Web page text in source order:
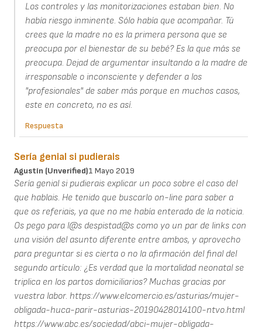
Los controles y las monitorizaciones estaban bien. No
había riesgo inminente. Sólo había que acompañar. Tú
crees que la madre no es la primera persona que se
preocupa por el bienestar de su bebé? Es la que más se
preocupa. Dejad de argumentar insultando a la madre de
irresponsable o inconsciente y defender a los
"profesionales" de saber más porque en muchos casos,
este en concreto, no es así.
Respuesta
Sería genial si pudierais
Agustín (unverified)1 Mayo 2019
Sería genial si pudierais explicar un poco sobre el caso del
que hablais. He tenido que buscarlo on-line para saber a
que os referiais, ya que no me había enterado de la noticia.
Os pego para l@s despistad@s como yo un par de links con
una visión del asunto diferente entre ambos, y aprovecho
para preguntar si es cierta o no la afirmación del final del
segundo artículo: ¿Es verdad que la mortalidad neonatal se
triplica en los partos domiciliarios? Muchas gracias por
vuestra labor. https://www.elcomercio.es/asturias/mujer-
obligada-huca-parir-asturias-20190428014100-ntvo.html
https://www.abc.es/sociedad/abci-mujer-obligada-